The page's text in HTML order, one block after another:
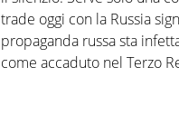
trade oggi con la Russia
propaganda russa sta
come accaduto nel Terzo